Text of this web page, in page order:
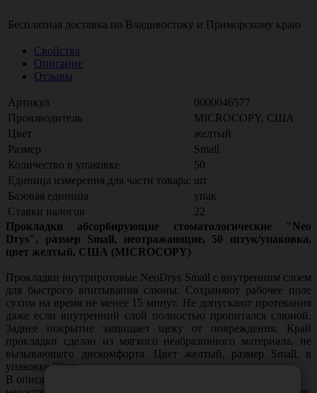
Бесплатная доставка по Владивостоку и Приморскому краю
Свойства
Описание
Отзывы
Артикул
0000046577
Производитель
MICROCOPY, США
Цвет
желтый
Размер
Small
Количество в упаковке
50
Единица измерения для части товара: шт
Базовая единица
упак
Ставки налогов
22
Прокладки абсорбирующие стоматологические "Neo
Drys", размер Small, неотражающие, 50 штук/упаковка,
цвет желтый, США (MICROCOPY)
Прокладки внутриротовые NeoDrys Small с внутренним слоем
для быстрого впитывания слюны. Сохраняют рабочее поле
сухим на время не менее 15 минут. Не допускают протекания
даже если внутренний слой полностью пропитался слюной.
Заднее покрытие защищает щеку от повреждения. Край
прокладки сделан из мягкого неабразивного материала, не
вызывающего дискомфорта. Цвет желтый, размер Small, в
упаковке 50шт.
В описании товара могут иметь место неточности или